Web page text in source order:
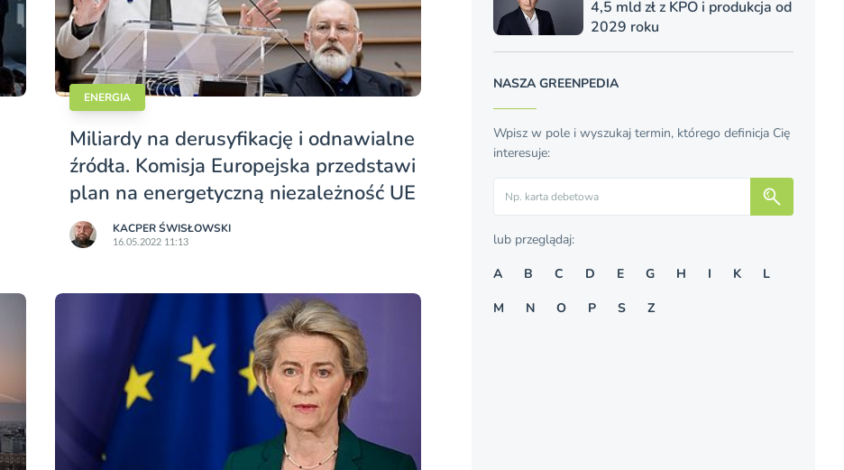
ENERGIA
Miliardy na derusyfikację i odnawialne
źródła. Komisja Europejska przedstawi
plan na energetyczną niezależność UE
KACPER ŚWISŁO­WSKI
16.05.2022 11:13
4,5 mld zł z KPO i produkcja od
2029 roku
NASZA GREENPEDIA
Wpisz w pole i wyszukaj termin, którego definicja Cię
interesuje:
lub przeglądaj:
A
B C D E G H I K
L
M
N O P S Z